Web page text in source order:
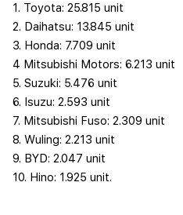
1. Toyota: 25.815 unit
2. Daihatsu: 13.845 unit
3. Honda: 7.709 unit
4 Mitsubishi Motors: 6.213 unit
5. Suzuki: 5.476 unit
6. Isuzu: 2.593 unit
7. Mitsubishi Fuso: 2.309 unit
8. Wuling: 2.213 unit
9. BYD: 2.047 unit
10. Hino: 1.925 unit.